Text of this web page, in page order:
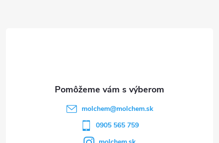
molchem@molchem.sk
0905 565 759